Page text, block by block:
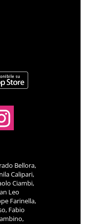
Bellora,
Calipari,
Ciambi,
Leo
Farinella,
Fabio